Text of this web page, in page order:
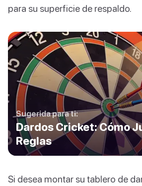
para su superficie de respaldo.
Sugerida para ti:
Dardos Cricket: Cómo
Reglas
Si desea montar su tablero de